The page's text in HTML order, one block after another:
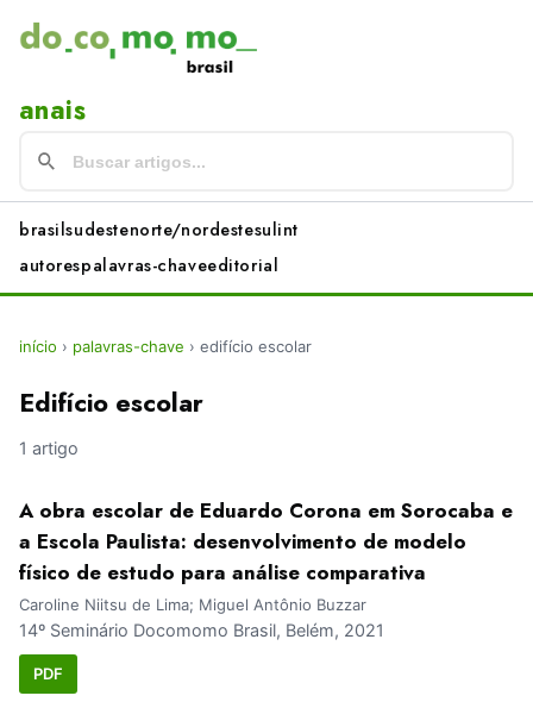
anais
brasilsudestenorte/nordestesulint
autorespalavras-chaveeditorial
início › palavras-chave › edifício escolar
Edifício escolar
1 artigo
A obra escolar de Eduardo Corona em Sorocaba e
a Escola Paulista: desenvolvimento de modelo
físico de estudo para análise comparativa
Caroline Niitsu de Lima; Miguel Antônio Buzzar
14º Seminário Docomomo Brasil, Belém, 2021
PDF